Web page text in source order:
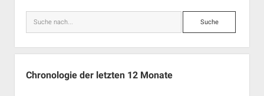
Suche
Chronologie der letzten 12 Monate